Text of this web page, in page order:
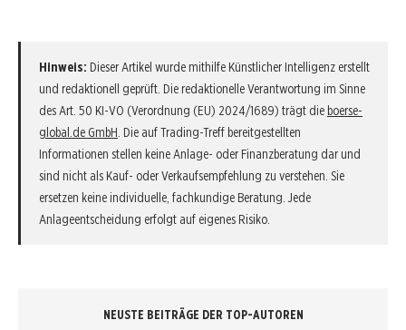
Hinweis: Dieser Artikel wurde mithilfe Künstlicher Intelligenz erstellt
und redaktionell geprüft. Die redaktionelle Verantwortung im Sinne
des Art. 50 KI-VO (Verordnung (EU) 2024/1689) trägt die boerse-
global.de GmbH . Die auf Trading-Treff bereitgestellten
Informationen stellen keine Anlage- oder Finanzberatung dar und
sind nicht als Kauf- oder Verkaufsempfehlung zu verstehen. Sie
ersetzen keine individuelle, fachkundige Beratung. Jede
Anlageentscheidung erfolgt auf eigenes Risiko.
NEUSTE BEITRÄGE DER TOP-AUTOREN